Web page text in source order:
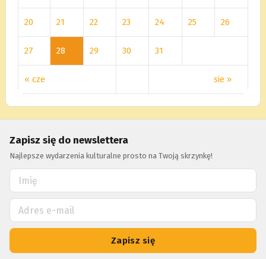
« cze sie »
20 21 22 23 24 25 26
27 28 29 30 31
Zapisz się do newslettera
Najlepsze wydarzenia kulturalne prosto na Twoją skrzynkę!
Zapisz się